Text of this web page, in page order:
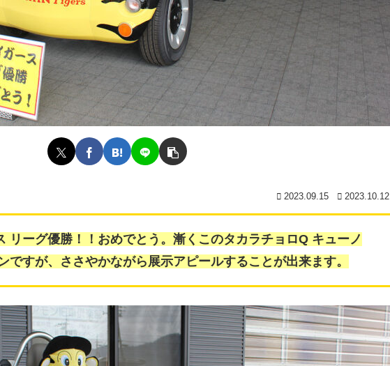
2023.09.15 2023.10.12
リーグ優勝！！おめでとう。漸くこのタカラチョロQ キューノ
ですが、ささやかながら展示アピールすることが出来ます。